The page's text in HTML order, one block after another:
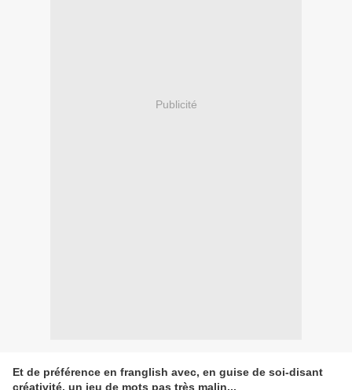
Publicité
Et de préférence en franglish avec, en guise de soi-disant
créativité, un jeu de mots pas très malin...